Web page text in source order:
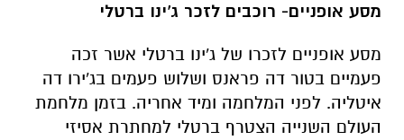
מסע אופניים- רוכבים לזכר ג'ינו ברטלי
מסע אופניים לזכרו של ג'ינו ברטלי אשר זכה
פעמיים בטור דה פראנס ושלוש פעמים בג'ירו דה
איטליה. לפני המלחמה ומיד אחריה. בזמן מלחמת
העולם השנייה הצטרף ברטלי למחתרת אסיזי